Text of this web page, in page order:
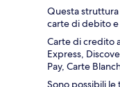
Questa
carte di debito
Carte di credito
Express,
Pay, Carte
Sono possibili le